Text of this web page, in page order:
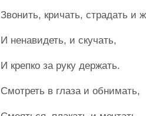
Звонить, кричать, страдать и
И ненавидеть, и скучать,
И крепко за руку держать.
Смотреть в глаза и обнимать,